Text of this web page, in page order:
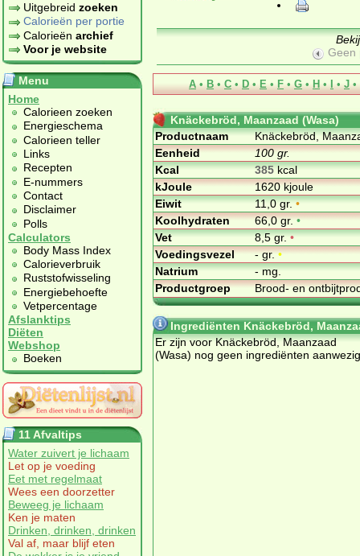
Uitgebreid zoeken
Calorieën per portie
Calorieën archief
Voor je website
Menu
Home
Calorieen zoeken
Energieschema
Calorieen teller
Links
Recepten
E-nummers
Contact
Disclaimer
Polls
Calculators
Body Mass Index
Calorieverbruik
Ruststofwisseling
Energiebehoefte
Vetpercentage
Afslanktips
Diëten
Webshop
Boeken
11 Afvaltips
Water zuivert je lichaam
Let op je voeding
Eet met regelmaat
Wees een doorzetter
Beweeg je lichaam
Ken je maten
Drinken, drinken, drinken
Val af, maar blijf eten
Geen
A • B • C • D • E • F • G • H • I • J •
Knäckebröd, Maanzaad (Wasa)
Productnaam
Knäckebröd,
Eenheid
100 gr.
Kcal
385kcal
kJoule
1620 kjoule
Eiwit
11,0 gr.•
Koolhydraten
66,0 gr.•
Vet
8,5 gr.•
Voedingsvezel
- gr.•
Natrium
- mg.
Productgroep
Brood- en
Ingrediënten Knäckebröd,
Er zijn voor Knäckebröd, Maanzaad
(Wasa) nog geen ingrediënten